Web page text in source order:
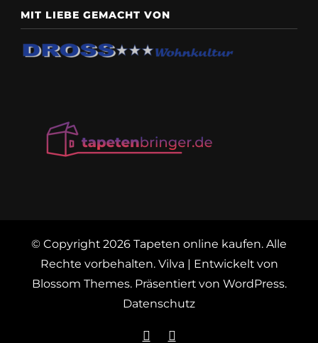
MIT LIEBE GEMACHT VON
© Copyright 2026 Tapeten online kaufen. Alle
Rechte vorbehalten.Vilva | Entwickelt von
Blossom Themes. Präsentiert von WordPress.
Datenschutz